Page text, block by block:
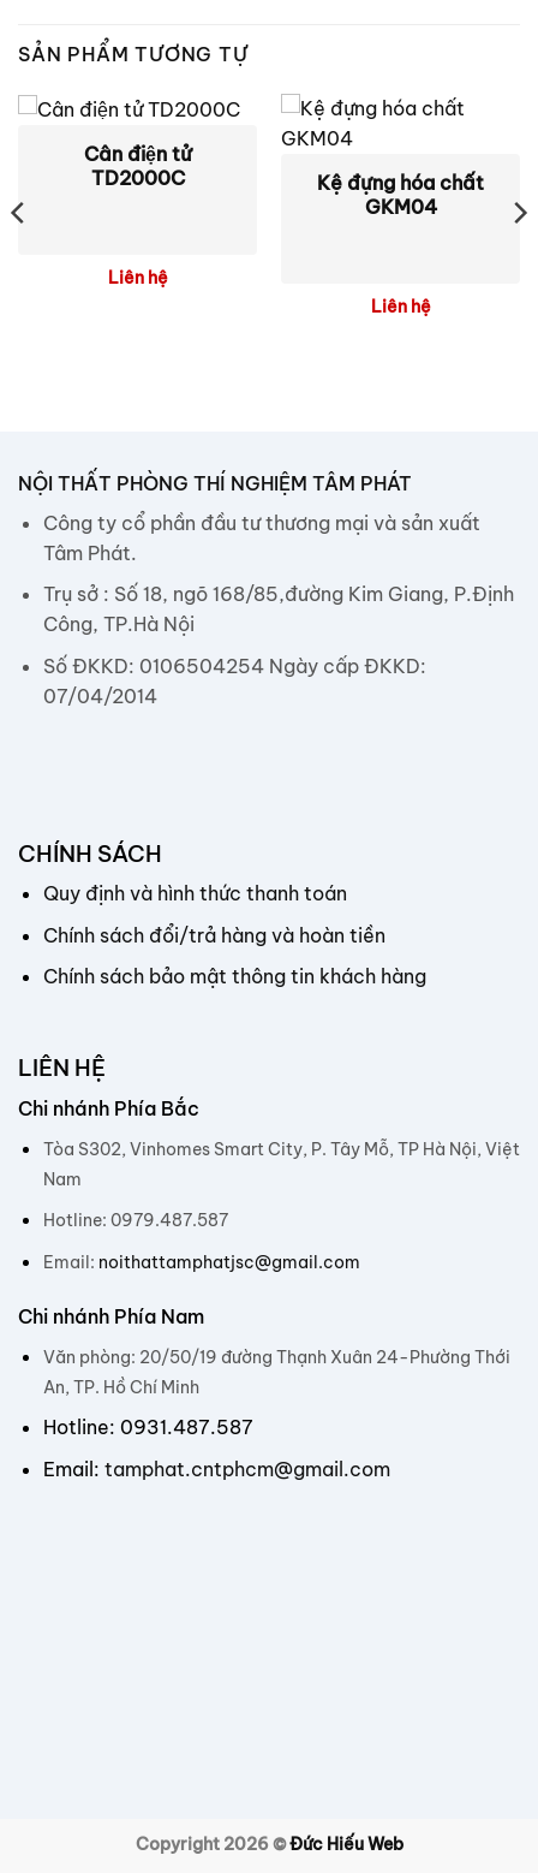
SẢN PHẨM TƯƠNG TỰ
Cân điện tử
TD2000C
Liên hệ
Kệ đựng hóa chất
GKM04
Liên hệ
NỘI THẤT PHÒNG THÍ NGHIỆM TÂM PHÁT
Công ty cổ phần đầu tư thương mại và sản xuất
Tâm Phát.
Trụ sở : Số 18, ngõ 168/85,đường Kim Giang, P.Định
Công, TP.Hà Nội
Số ĐKKD: 0106504254 Ngày cấp ĐKKD:
07/04/2014
CHÍNH SÁCH
Quy định và hình thức thanh toán
Chính sách đổi/trả hàng và hoàn tiền
Chính sách bảo mật thông tin khách hàng
LIÊN HỆ
Chi nhánh Phía Bắc
Tòa S302, Vinhomes Smart City, P. Tây Mỗ, TP Hà Nội, Việt
Nam
Hotline: 0979.487.587
Email: noithattamphatjsc@gmail.com
Chi nhánh Phía Nam
Văn phòng: 20/50/19 đường Thạnh Xuân 24-Phường Thới
An, TP. Hồ Chí Minh
Hotline: 0931.487.587
Email: tamphat.cntphcm@gmail.com
Copyright 2026 ©Đức Hiếu Web